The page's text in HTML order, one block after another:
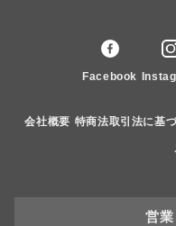
Facebook
会社概要 特商法取引法に基
営